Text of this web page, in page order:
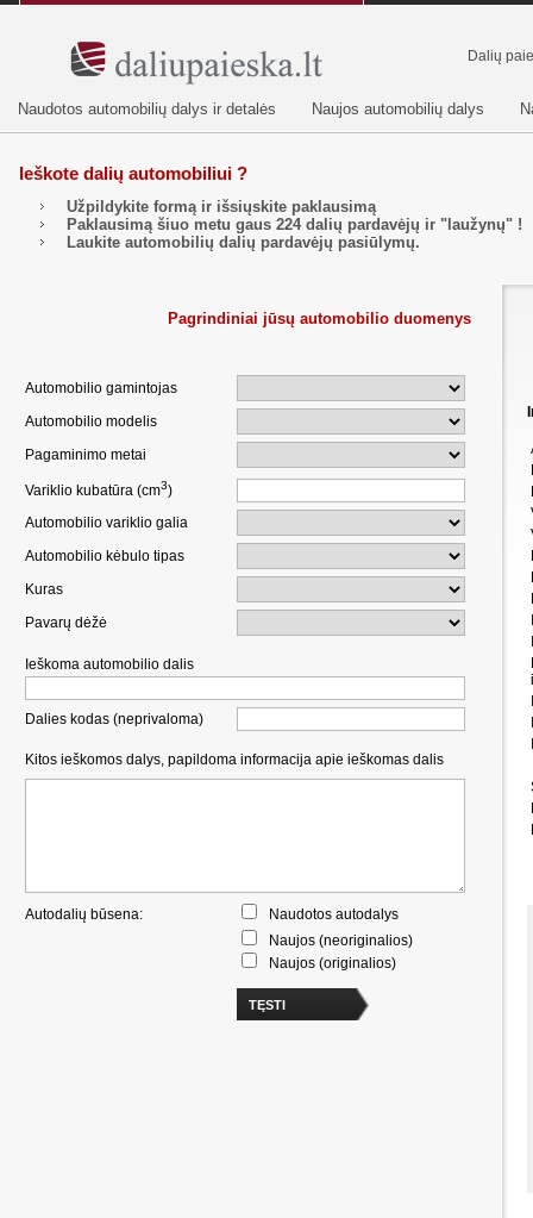
Dalių
Naudotos automobilių dalys ir detalės Naujos automobilių dalys
Ieškote dalių automobiliui ?
Užpildykite formą ir išsiųskite paklausimą
Paklausimą šiuo metu gaus 224dalių pardavėjų ir "laužynų" !
Laukite automobilių dalių pardavėjų pasiūlymų.
Pagrindiniai jūsų automobilio duomenys
Automobilio gamintojas
Automobilio modelis
Pagaminimo metai
Variklio kubatūra (cm3)
Automobilio variklio galia
Automobilio kėbulo tipas
Kuras
Pavarų dėžė
Ieškoma automobilio dalis
Dalies kodas (neprivaloma)
Kitos ieškomos dalys, papildoma informacija apie ieškomas dalis
Autodalių būsena:
Naudotos autodalys
Naujos (neoriginalios)
Naujos (originalios)
TĘSTI